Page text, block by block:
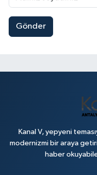
Gönder
Kanal V, yepyeni
modernizmi bir araya
haber